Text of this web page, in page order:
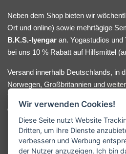
Neben dem Shop bieten wir
Ort und online) sowie mehrtägige
B.K.S.-Iyengar an. Yogastudios und
bei uns 10 % Rabatt auf Hilfsmittel
Versand innerhalb Deutschlands, in
Norwegen, Großbritannien und
Yoga-Hilfsmittel bequem online
direkt bei uns im Lager abholen. Bei
Beratungswunsch meldet euch
Wir verwenden Cookies!
Diese Seite nutzt Website
Dritten, um ihre Dienste
verbessern und Werbung
der Nutzer anzuzeigen. Ich bin